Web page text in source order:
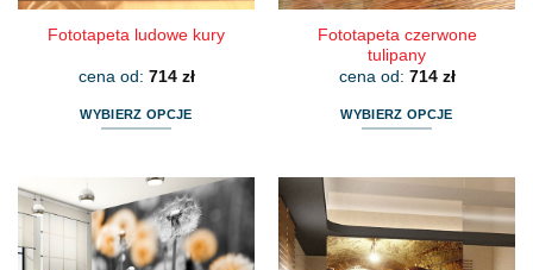
Fototapeta ludowe kury
cena od: 714 zł
WYBIERZ OPCJE
ma
wiele
wariantów.
Fototapeta czerwone
tulipany
cena od: 714 zł
WYBIERZ OPCJE
wiele
wariantów.